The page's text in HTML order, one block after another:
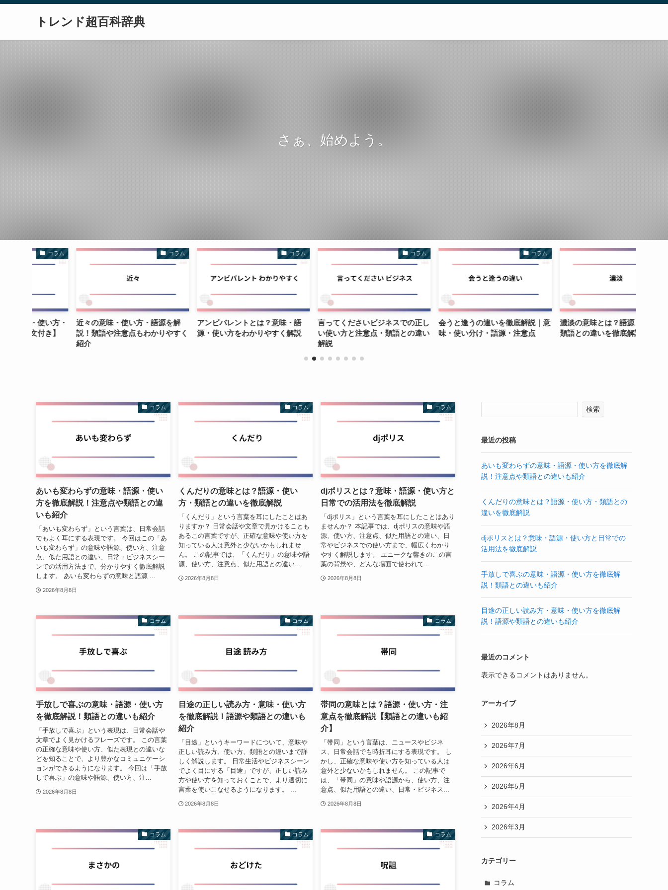
トレンド超百科辞典
さぁ、始めよう。
コラム
近々の意味・使い方・語源を解
説！類語や注意点もわかりやすく
コラム
アンビバレントとは？意味・語
源・使い方をわかりやすく解説
コラム
言ってくださいビジネスでの正し
い使い方と注意点・類語との違い
コラム
会うと逢うの違いを徹底解説｜意
味・使い分け・語源・注意点
コラム
濃淡の意味とは？語源・使い方・
類語との違いを徹底解説
コラム
あいも変わらずの意味・語源・使い
方を徹底解説！注意点や類語との違
いも紹介
「あいも変わらず」という言葉は、日常会話
でもよく耳にする表現です。 今回はこの「あ
いも変わらず」の意味や語源、使い方、注意
点、似た用語との違い、日常・ビジネスシー
ンでの活用方法まで、分かりやすく徹底解説
します。 あいも変わらずの意味と語源 ...
2026年8月8日
コラム
くんだりの意味とは？語源・使い
方・類語との違いを徹底解説
「くんだり」という言葉を耳にしたことはあ
りますか？ 日常会話や文章で見かけることも
あるこの言葉ですが、正確な意味や使い方を
知っている人は意外と少ないかもしれませ
ん。 この記事では、「くんだり」の意味や語
源、使い方、注意点、似た用語との違い...
2026年8月8日
コラム
djポリスとは？意味・語源・使い方と
日常での活用法を徹底解説
「djポリス」という言葉を耳にしたことはあり
ませんか？ 本記事では、djポリスの意味や語
源、使い方、注意点、似た用語との違い、日
常やビジネスでの使い方まで、幅広くわかり
やすく解説します。 ユニークな響きのこの言
葉の背景や、どんな場面で使われて...
2026年8月8日
コラム
手放しで喜ぶの意味・語源・使い方
を徹底解説！類語との違いも紹介
「手放しで喜ぶ」という表現は、日常会話や
文章でよく見かけるフレーズです。 この言葉
の正確な意味や使い方、似た表現との違いな
どを知ることで、より豊かなコミュニケーシ
ョンができるようになります。 今回は「手放
しで喜ぶ」の意味や語源、使い方、注...
2026年8月8日
コラム
目途の正しい読み方・意味・使い方
を徹底解説！語源や類語との違いも
紹介
「目途」というキーワードについて、意味や
正しい読み方、使い方、類語との違いまで詳
しく解説します。 日常生活やビジネスシーン
でよく目にする「目途」ですが、正しい読み
方や使い方を知っておくことで、より適切に
言葉を使いこなせるようになります。 ...
2026年8月8日
コラム
帯同の意味とは？語源・使い方・注
意点を徹底解説【類語との違いも紹
介】
「帯同」という言葉は、ニュースやビジネ
ス、日常会話でも時折耳にする表現です。 し
かし、正確な意味や使い方を知っている人は
意外と少ないかもしれません。 この記事で
は、「帯同」の意味や語源から、使い方、注
意点、似た用語との違い、日常・ビジネス...
2026年8月8日
コラム コラム コラム
検索
最近の投稿
あいも変わらずの意味・語源・使い方を徹底解
説！注意点や類語との違いも紹介
くんだりの意味とは？語源・使い方・類語との
違いを徹底解説
djポリスとは？意味・語源・使い方と日常での
活用法を徹底解説
手放しで喜ぶの意味・語源・使い方を徹底解
説！類語との違いも紹介
目途の正しい読み方・意味・使い方を徹底解
説！語源や類語との違いも紹介
最近のコメント
表示できるコメントはありません。
アーカイブ
2026年8月
2026年7月
2026年6月
2026年5月
2026年4月
2026年3月
カテゴリー
コラム